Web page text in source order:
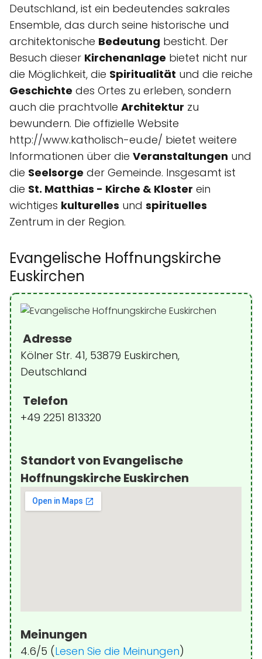
Deutschland, ist ein bedeutendes sakrales
Ensemble, das durch seine historische und
architektonische Bedeutung besticht. Der
Besuch dieser Kirchenanlage bietet nicht nur
die Möglichkeit, die Spiritualität und die reiche
Geschichte des Ortes zu erleben, sondern
auch die prachtvolle Architektur zu
bewundern. Die offizielle Website
http://www.katholisch-eu.de/ bietet weitere
Informationen über die Veranstaltungen und
die Seelsorge der Gemeinde. Insgesamt ist
die St. Matthias - Kirche & Kloster ein
wichtiges kulturelles und spirituelles
Zentrum in der Region.
Evangelische Hoffnungskirche
Euskirchen
Adresse
Kölner Str. 41, 53879 Euskirchen,
Deutschland
Telefon
+49 2251 813320
Standort von Evangelische
Hoffnungskirche Euskirchen
Meinungen
4.6/5 (Lesen Sie die Meinungen)